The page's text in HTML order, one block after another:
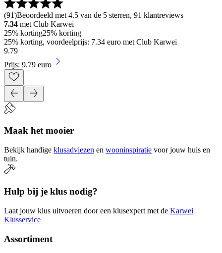
(91)Beoordeeld met 4.5 van de 5 sterren, 91 klantreviews
7.34 met Club Karwei
25% korting25% korting
25% korting, voordeelprijs: 7.34 euro met Club Karwei
9.79
Prijs: 9.79 euro
Maak het mooier
Bekijk handige klusadviezen en wooninspiratie voor jouw huis en
tuin.
Hulp bij je klus nodig?
Laat jouw klus uitvoeren door een klusexpert met de Karwei
Klusservice
Assortiment